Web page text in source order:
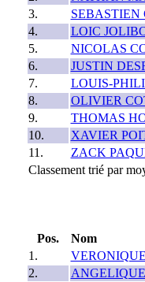
3.
SEBASTIEN
4.
LOIC
5.
NICOLAS
6.
JUSTIN
7.
LOUIS-
8.
OLIVIER
9.
THOMAS
10.
XAVIER
11.
ZACK
Classement trié par
Pos.
Nom
1.
2.